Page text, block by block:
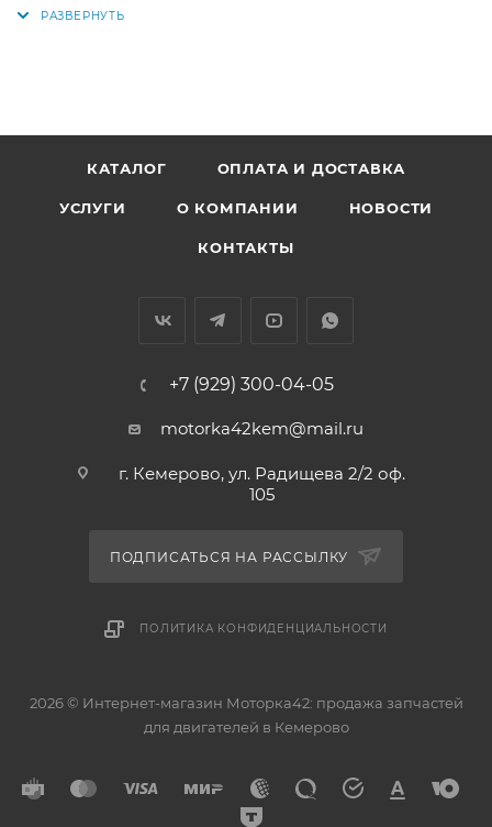
1 кольцо: 1,2 мм
2 кольцо: 1,2 мм
Диаметр пальца: 20 мм
1310122051, 1310122050
Аналоги поршневых колец: 35950STD, 35950 STD, RIK
22111, 13011-0D010, 13011-22150, 13011-22030, 13011-22100,
13011-22200, 13011-22220, 13011-22221, 13011-22230, RIK
28785, SWT10183ZZ, 1301122090, 1301122040, 1301122111,
1301122200, 1301122220, 1301122221, 1301122230,
КАТАЛОГ ОПЛАТА И ДОСТАВКА
УСЛУГИ О КОМПАНИИ НОВОСТИ
КОНТАКТЫ
+7 (929) 300-04-05
motorka42kem@mail.ru
г. Кемерово, ул. Радищева 2/2 оф.
105
ПОДПИСАТЬСЯ НА РАССЫЛКУ
ПОЛИТИКА КОНФИДЕНЦИАЛЬНОСТИ
2026 © Интернет-магазин Моторка42: продажа запчастей
для двигателей в Кемерово